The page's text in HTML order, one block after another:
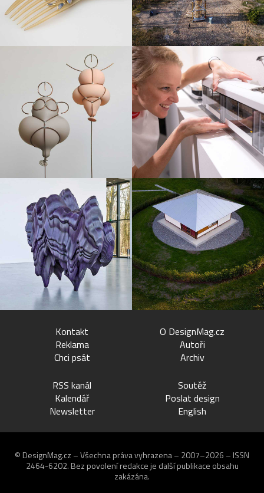
Kontakt
Reklama
Chci psát
O DesignMag.cz
Autoři
Archiv
RSS kanál
Kalendář
Newsletter
Soutěž
Poslat design
English
© DesignMag.cz – Všechna práva vyhrazena – 2007–2026 – ISSN
2464-6202. Bez povolení redakce je další publikace obsahu
zakázána.